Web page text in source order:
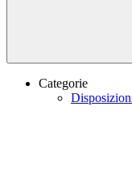
Categorie